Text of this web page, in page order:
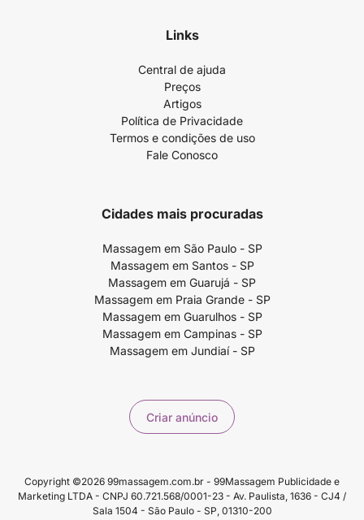
Links
Central de ajuda
Preços
Artigos
Política de Privacidade
Termos e condições de uso
Fale Conosco
Cidades mais procuradas
Massagem em São Paulo - SP
Massagem em Santos - SP
Massagem em Guarujá - SP
Massagem em Praia Grande - SP
Massagem em Guarulhos - SP
Massagem em Campinas - SP
Massagem em Jundiaí - SP
Criar anúncio
Copyright ©2026 99massagem.com.br - 99Massagem Publicidade e
Marketing LTDA - CNPJ 60.721.568/0001-23 - Av. Paulista, 1636 - CJ4 /
Sala 1504 - São Paulo - SP, 01310-200